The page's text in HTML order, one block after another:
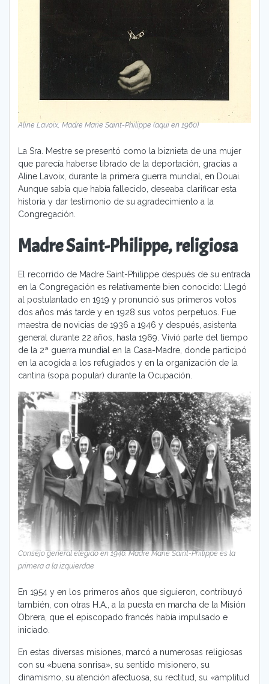
Aline Lavoix, Madre Marie Saint-Philippe (aqui en 1960)
La Sra. Mestre se presentó como la biznieta de una mujer
que parecía haberse librado de la deportación, gracias a
Aline Lavoix, durante la primera guerra mundial, en Douai.
Aunque sabía que había fallecido, deseaba clarificar esta
historia y dar testimonio de su agradecimiento a la
Congregación.
Madre Saint-Philippe, religiosa
El recorrido de Madre Saint-Philippe después de su entrada
en la Congregación es relativamente bien conocido: Llegó
al postulantado en 1919 y pronunció sus primeros votos
dos años más tarde y en 1928 sus votos perpetuos. Fue
maestra de novicias de 1936 a 1946 y después, asistenta
general durante 22 años, hasta 1969. Vivió parte del tiempo
de la 2ª guerra mundial en la Casa-Madre, donde participó
en la acogida a los refugiados y en la organización de la
cantina (sopa popular) durante la Ocupación.
Consejo general elegido en 1946. Madre Marie Saint-Philippe es la
primera a la izquierdae
En 1954 y en los primeros años que siguieron, contribuyó
también, con otras H.A., a la puesta en marcha de la Misión
Obrera, que el episcopado francés había impulsado e
iniciado.
En estas diversas misiones, marcó a numerosas religiosas
con su «buena sonrisa», su sentido misionero, su
dinamismo, su atención afectuosa, su rectitud, su «amplitud